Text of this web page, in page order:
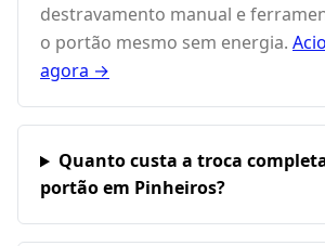
destravamento manual e
o portão mesmo sem energia.
agora →
Quanto custa a troca
portão em Pinheiros?